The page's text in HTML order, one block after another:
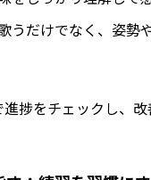
うだけでなく、姿勢
捗をチェックし、